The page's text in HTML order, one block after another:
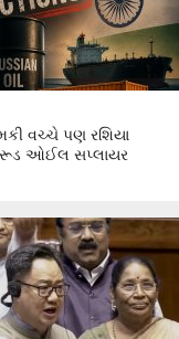
વચ્ચે પણ રશિયા
ક્રૂડ ઓઈલ સપ્લાયર